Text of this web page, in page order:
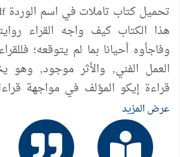
هذا الكتاب كيف واجه القراء
وفاجأوه أحيانا بما لم يتوقعه؛
العمل الفني, والأثر موجود, وهو
قراءة إيكو المؤلف في مواجهة
عن هذا الإشتباك عمل نقدي جديد, لا
حيل إيكو السردية, وادعاء التواضع
يقل إبداعا عن عمله السردي في
عرض المزيد